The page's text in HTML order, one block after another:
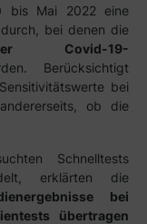
bis Mai 2022 eine
bei denen die
Covid-19-
Berücksichtigt
bei
ob die
Schnelltests
erklärten die
bei
übertragen